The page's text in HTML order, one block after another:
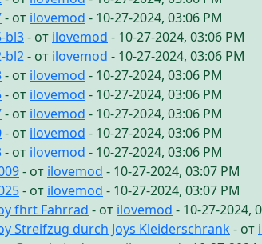
- от ilovemod - 10-27-2024, 03:06 PM
bl3- от ilovemod - 10-27-2024, 03:06 PM
bl2- от ilovemod - 10-27-2024, 03:06 PM
- от ilovemod - 10-27-2024, 03:06 PM
- от ilovemod - 10-27-2024, 03:06 PM
- от ilovemod - 10-27-2024, 03:06 PM
- от ilovemod - 10-27-2024, 03:06 PM
- от ilovemod - 10-27-2024, 03:06 PM
- от ilovemod - 10-27-2024, 03:07 PM
- от ilovemod - 10-27-2024, 03:07 PM
fhrt Fahrrad - от ilovemod - 10-27-2024,
Streifzug durch Joys Kleiderschrank - от